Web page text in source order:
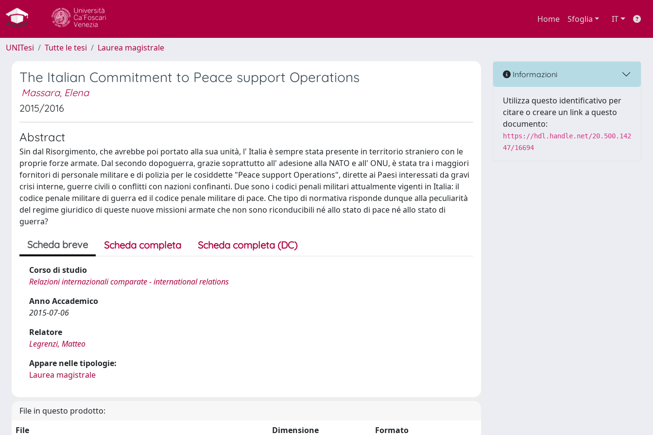
Home Sfoglia IT
UNITesi Tutte le tesi Laurea magistrale
The Italian Commitment to Peace support Operations
Massara, Elena
2015/2016
Abstract
Sin dal Risorgimento, che avrebbe poi portato alla sua unità, l' Italia è sempre stata presente in territorio straniero con le
proprie forze armate. Dal secondo dopoguerra, grazie soprattutto all' adesione alla NATO e all' ONU, è stata tra i maggiori
fornitori di personale militare e di polizia per le cosiddette "Peace support Operations", dirette ai Paesi interessati da gravi
crisi interne, guerre civili o conflitti con nazioni confinanti. Due sono i codici penali militari attualmente vigenti in Italia: il
codice penale militare di guerra ed il codice penale militare di pace. Che tipo di normativa risponde dunque alla peculiarità
del regime giuridico di queste nuove missioni armate che non sono riconducibili né allo stato di pace né allo stato di
guerra?
Scheda breve Scheda completa Scheda completa (DC)
Corso di studio
Relazioni internazionali comparate - international relations
Anno Accademico
2015-07-06
Relatore
Legrenzi, Matteo
Appare nelle tipologie:
Laurea magistrale
File in questo prodotto:
File
Dimensione Formato
Informazioni
Utilizza questo identificativo per
citare o creare un link a questo
documento:
https://hdl.handle.net/20.500.142
47/16694